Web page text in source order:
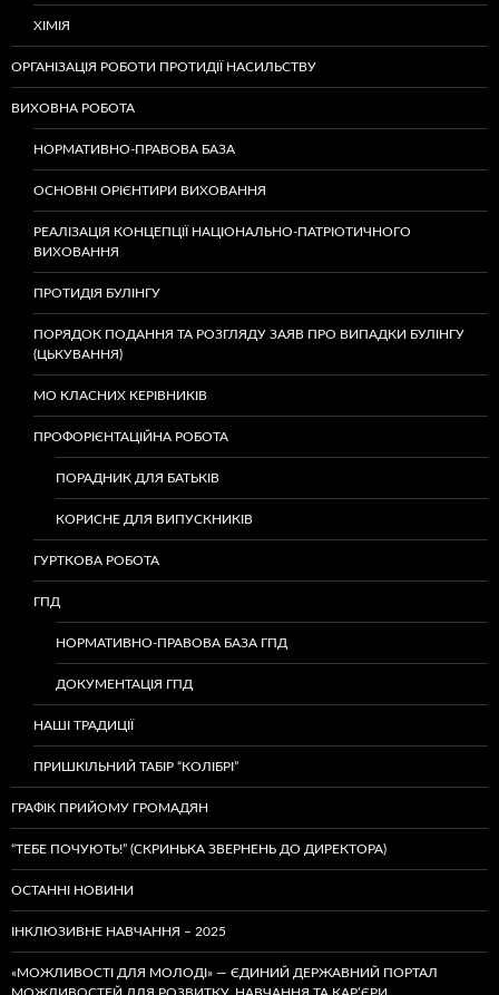
ХІМІЯ
ОРГАНІЗАЦІЯ РОБОТИ ПРОТИДІЇ НАСИЛЬСТВУ
ВИХОВНА РОБОТА
НОРМАТИВНО-ПРАВОВА БАЗА
ОСНОВНІ ОРІЄНТИРИ ВИХОВАННЯ
РЕАЛІЗАЦІЯ КОНЦЕПЦІЇ НАЦІОНАЛЬНО-ПАТРІОТИЧНОГО
ВИХОВАННЯ
ПРОТИДІЯ БУЛІНГУ
ПОРЯДОК ПОДАННЯ ТА РОЗГЛЯДУ ЗАЯВ ПРО ВИПАДКИ БУЛІНГУ
(ЦЬКУВАННЯ)
МО КЛАСНИХ КЕРІВНИКІВ
ПРОФОРІЄНТАЦІЙНА РОБОТА
ПОРАДНИК ДЛЯ БАТЬКІВ
КОРИСНЕ ДЛЯ ВИПУСКНИКІВ
ГУРТКОВА РОБОТА
ГПД
НОРМАТИВНО-ПРАВОВА БАЗА ГПД
ДОКУМЕНТАЦІЯ ГПД
НАШІ ТРАДИЦІЇ
ПРИШКІЛЬНИЙ ТАБІР “КОЛІБРІ”
ГРАФІК ПРИЙОМУ ГРОМАДЯН
“ТЕБЕ ПОЧУЮТЬ!” (СКРИНЬКА ЗВЕРНЕНЬ ДО ДИРЕКТОРА)
ОСТАННІ НОВИНИ
ІНКЛЮЗИВНЕ НАВЧАННЯ – 2025
«МОЖЛИВОСТІ ДЛЯ МОЛОДІ» — ЄДИНИЙ ДЕРЖАВНИЙ ПОРТАЛ